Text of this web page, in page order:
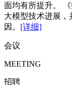
面均有所提升。
大模型技术进展，
因。 [详细]
会议
MEETING
招聘